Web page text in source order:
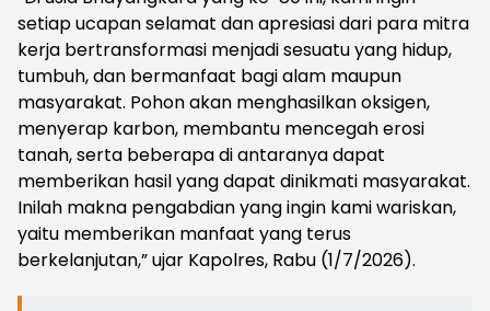
setiap ucapan selamat dan apresiasi dari para mitra
kerja bertransformasi menjadi sesuatu yang hidup,
tumbuh, dan bermanfaat bagi alam maupun
masyarakat. Pohon akan menghasilkan oksigen,
menyerap karbon, membantu mencegah erosi
tanah, serta beberapa di antaranya dapat
memberikan hasil yang dapat dinikmati masyarakat.
Inilah makna pengabdian yang ingin kami wariskan,
yaitu memberikan manfaat yang terus
berkelanjutan,” ujar Kapolres, Rabu (1/7/2026).